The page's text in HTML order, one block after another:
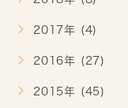
2017年 (4)
2016年 (27)
2015年 (45)